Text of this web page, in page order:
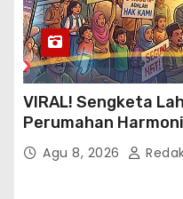
VIRAL! Sengketa
Perumahan
Klapanunggal,
Perumahan Blacklist
Agu 8, 2026